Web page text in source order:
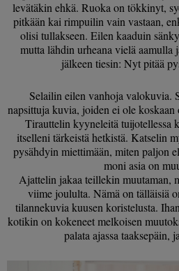
levätäkin ehkä. Ruoka on tökkinyt,
pitkään kai rimpuilin vain vastaan,
olisi tullakseen. Eilen kaaduin
mutta lähdin urheana vielä aamulla
jälkeen tiesin: Nyt pitää
Selailin eilen vanhoja valokuvia.
napsittuja kuvia, joiden ei ole
Tirauttelin kyyneleitä tuijotellessa
itselleni tärkeistä hetkistä. Katselin
pysähdyin miettimään, miten paljon
moni asia on
Ajattelin jakaa teillekin muutaman,
viime joululta. Nämä on tälläisiä
tilannekuvia kuusen koristelusta.
kotikin on kokeneet melkoisen
palata ajassa taaksepäin,